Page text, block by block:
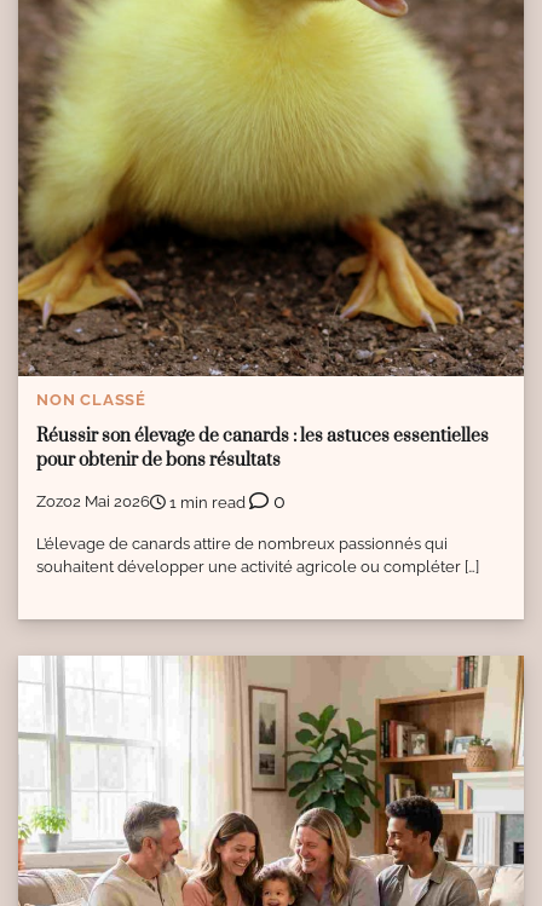
NON CLASSÉ
Réussir son élevage de canards : les astuces essentielles
pour obtenir de bons résultats
Zozo2 Mai 2026 1 min read 0
L’élevage de canards attire de nombreux passionnés qui
souhaitent développer une activité agricole ou compléter […]